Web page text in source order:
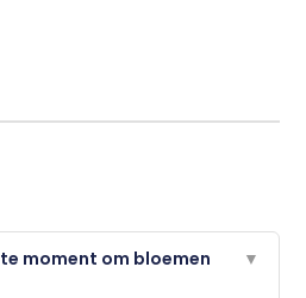
moment om bloemen
▼